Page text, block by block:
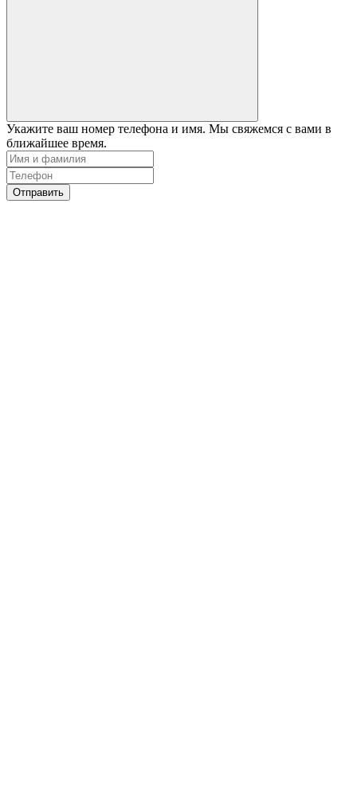
Укажите ваш номер телефона и имя. Мы свяжемся с вами в
ближайшее время.
Отправить